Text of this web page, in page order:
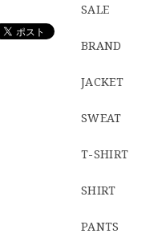
SALE
BRAND
JACKET
SWEAT
T-SHIRT
SHIRT
PANTS